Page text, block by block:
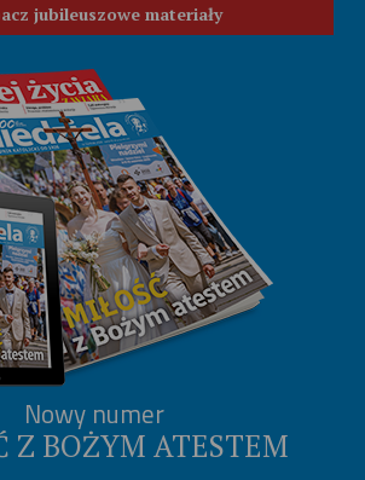
jubileuszowe materiały
Nowy numer
Z BOŻYM ATESTEM